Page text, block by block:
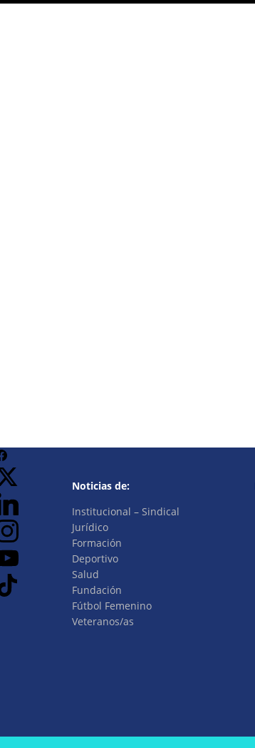
Noticias de:
Institucional – Sindical
Jurídico
Formación
Deportivo
Salud
Fundación
Fútbol Femenino
Veteranos/as